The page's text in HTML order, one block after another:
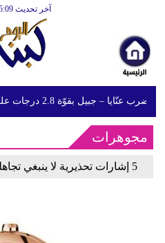
آخر تحديث GMT10:25:09
– جبيل بقوّة 2.8 درجات على مقياس ريختر
مجوهرات
5 إشارات تحذيرية لا ينبغي تجاهلها لصيانة الساعات الفاخرة